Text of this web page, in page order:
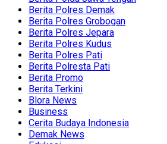
Berita Polres Demak
Berita Polres Grobogan
Berita Polres Jepara
Berita Polres Kudus
Berita Polres Pati
Berita Polresta Pati
Berita Promo
Berita Terkini
Blora News
Business
Cerita Budaya Indonesia
Demak News